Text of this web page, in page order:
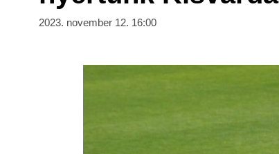
2023. november 12. 16:00